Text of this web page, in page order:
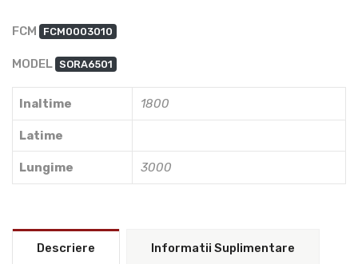
FCM FCM0003010
MODEL SORA6501
Inaltime 1800
Latime
Lungime 3000
Descriere Informatii Suplimentare